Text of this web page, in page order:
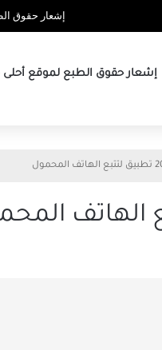
إشعار حقوق
إشعار حقوق الطبع لموقع أحلى